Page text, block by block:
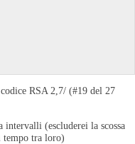
RSA 2,7/ (#19 del 27
intervalli (escluderei la scossa
tempo tra loro)